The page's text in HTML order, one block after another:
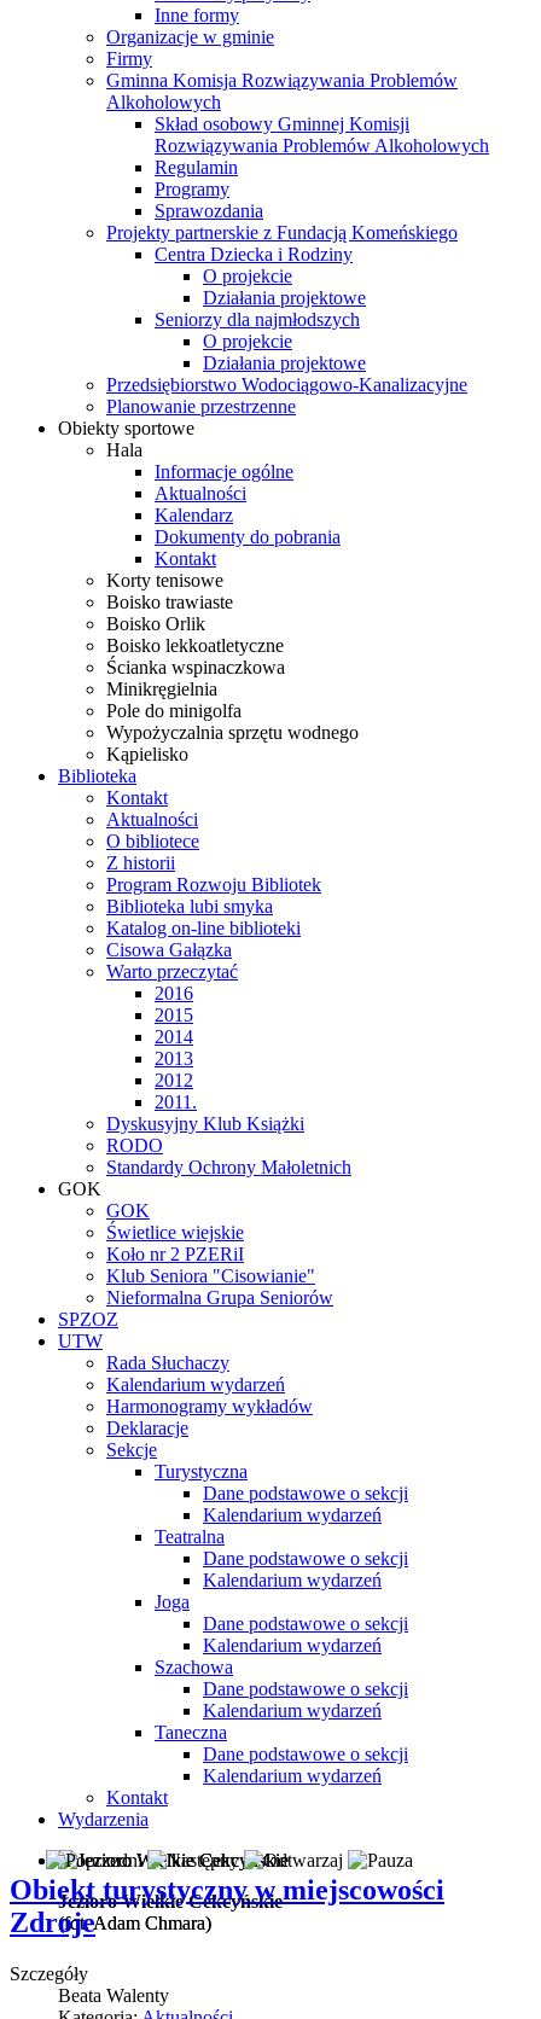
Inne formy
Organizacje w gminie
Firmy
Gminna Komisja Rozwiązywania Problemów
Alkoholowych
Skład osobowy Gminnej Komisji
Rozwiązywania Problemów Alkoholowych
Regulamin
Programy
Sprawozdania
Projekty partnerskie z Fundacją Komeńskiego
Centra Dziecka i Rodziny
O projekcie
Działania projektowe
Seniorzy dla najmłodszych
O projekcie
Działania projektowe
Przedsiębiorstwo Wodociągowo-Kanalizacyjne
Planowanie przestrzenne
Obiekty sportowe
Hala
Informacje ogólne
Aktualności
Kalendarz
Dokumenty do pobrania
Kontakt
Korty tenisowe
Boisko trawiaste
Boisko Orlik
Boisko lekkoatletyczne
Ścianka wspinaczkowa
Minikręgielnia
Pole do minigolfa
Wypożyczalnia sprzętu wodnego
Kąpielisko
Biblioteka
Kontakt
Aktualności
O bibliotece
Z historii
Program Rozwoju Bibliotek
Biblioteka lubi smyka
Katalog on-line biblioteki
Cisowa Gałązka
Warto przeczytać
2016
2015
2014
2013
2012
2011.
Dyskusyjny Klub Książki
RODO
Standardy Ochrony Małoletnich
GOK
GOK
Świetlice wiejskie
Koło nr 2 PZERiI
Klub Seniora "Cisowianie"
Nieformalna Grupa Seniorów
SPZOZ
UTW
Rada Słuchaczy
Kalendarium wydarzeń
Harmonogramy wykładów
Deklaracje
Sekcje
Turystyczna
Dane podstawowe o sekcji
Kalendarium wydarzeń
Teatralna
Dane podstawowe o sekcji
Kalendarium wydarzeń
Joga
Dane podstawowe o sekcji
Kalendarium wydarzeń
Szachowa
Dane podstawowe o sekcji
Kalendarium wydarzeń
Taneczna
Dane podstawowe o sekcji
Kalendarium wydarzeń
Kontakt
Wydarzenia
Jezioro Wielkie Cekcyńskie
(fot. Adam Chmara)
(fot. Adam Chmara)
Obiekt turystyczny w miejscowości
Zdroje
Szczegóły
Beata Walenty